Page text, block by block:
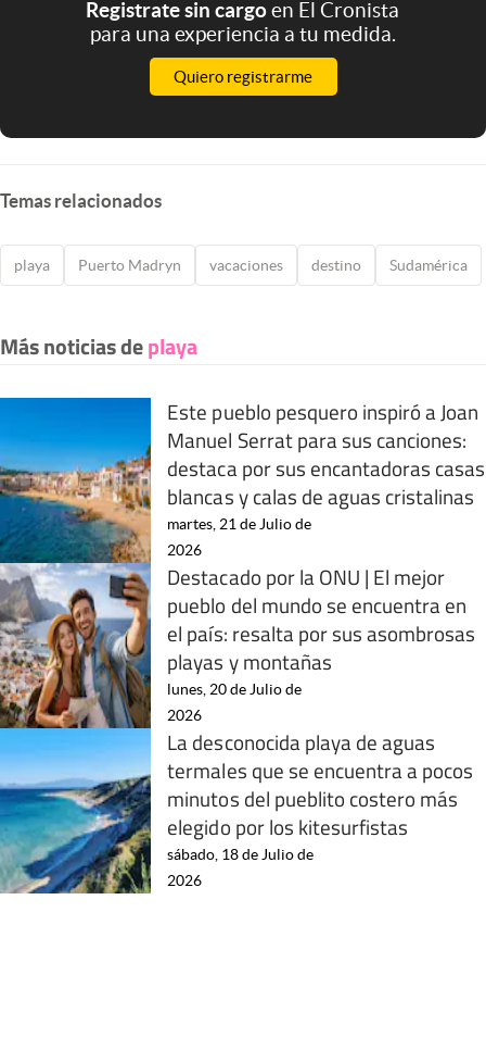
Registrate sin cargoen El Cronista
para una experiencia a tu medida.
Quiero registrarme
Temas relacionados
playa Puerto Madryn vacaciones destino Sudamérica
Más noticias deplaya
Este pueblo pesquero inspiró a Joan
Manuel Serrat para sus canciones:
destaca por sus encantadoras casas
blancas y calas de aguas cristalinas
martes, 21 de Julio de
2026
Destacado por la ONU | El mejor
pueblo del mundo se encuentra en
el país: resalta por sus asombrosas
playas y montañas
lunes, 20 de Julio de
2026
La desconocida playa de aguas
termales que se encuentra a pocos
minutos del pueblito costero más
elegido por los kitesurfistas
sábado, 18 de Julio de
2026